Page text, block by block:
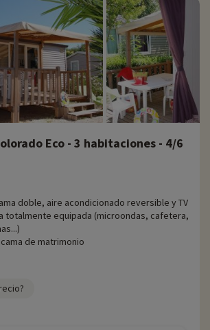
Eco - 3 habitaciones - 4/6
doble, aire acondicionado reversible y TV
totalmente equipada (microondas, cafetera,
de matrimonio